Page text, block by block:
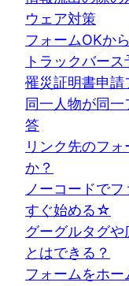
ウェア対策
フォームOKか
トラックバー
罹災証明書申請
同一人物が同
答
リンク先のフ
か？
ノーコードで
すぐ始める☆
グーグルタグ
とはできる？
フォームをホ